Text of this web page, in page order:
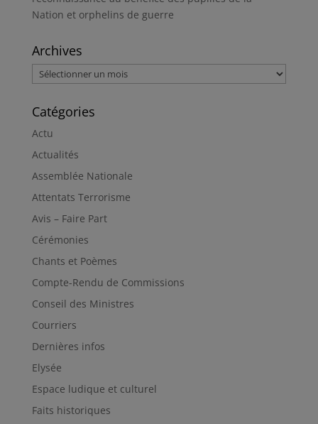
Nation et orphelins de guerre
Archives
Archives
Catégories
Actu
Actualités
Assemblée Nationale
Attentats Terrorisme
Avis – Faire Part
Cérémonies
Chants et Poèmes
Compte-Rendu de Commissions
Conseil des Ministres
Courriers
Dernières infos
Elysée
Espace ludique et culturel
Faits historiques